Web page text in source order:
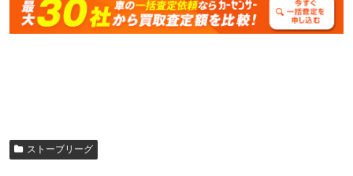
ストーブリーグ